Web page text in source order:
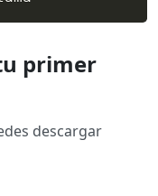
primer
descargar